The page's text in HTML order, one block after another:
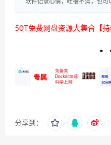
软件记录心情，吐槽不满，也可
50T免费网盘资源大集合【持
分享到：